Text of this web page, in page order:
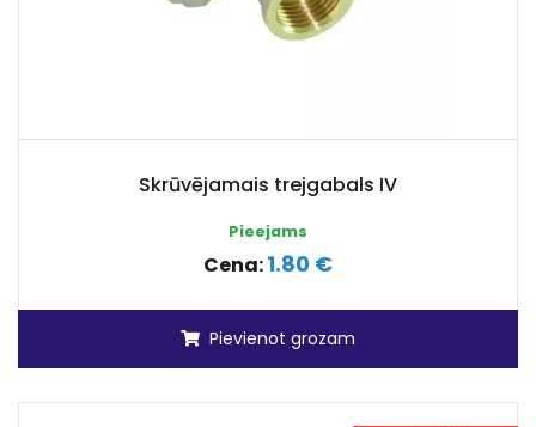
Skrūvējamais trejgabals IV
Pieejams
Cena:1.80 €
Pievienot grozam